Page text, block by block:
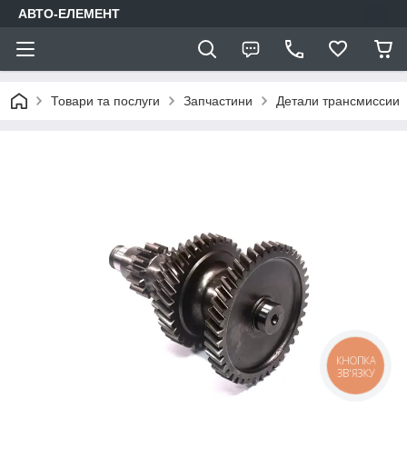
АВТО-ЕЛЕМЕНТ
Товари та послуги Запчастини Детали трансмиссии
КНОПКА
ЗВ'ЯЗКУ